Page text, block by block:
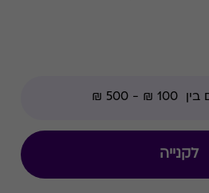
של מותגים לכל המשפחה
רחב של מותגים במגוון
חיילים, טקסטיל בית
לקנייה